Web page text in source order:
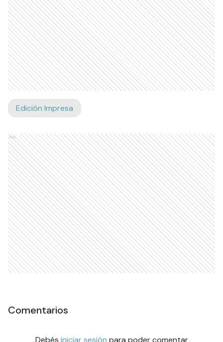
Edición Impresa
Ads
Comentarios
Debés iniciar sesión para poder comentar